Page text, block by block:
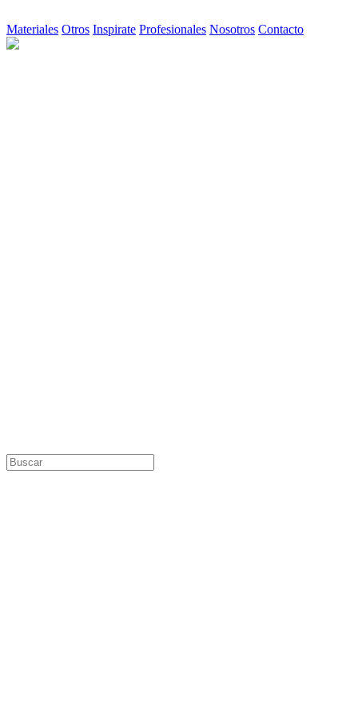
Materiales Otros Inspirate Profesionales Nosotros Contacto